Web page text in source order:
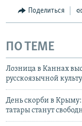
Поделиться
ПО ТЕМЕ
Лозница в Каннах
русскоязычной
День скорби в
татары станут